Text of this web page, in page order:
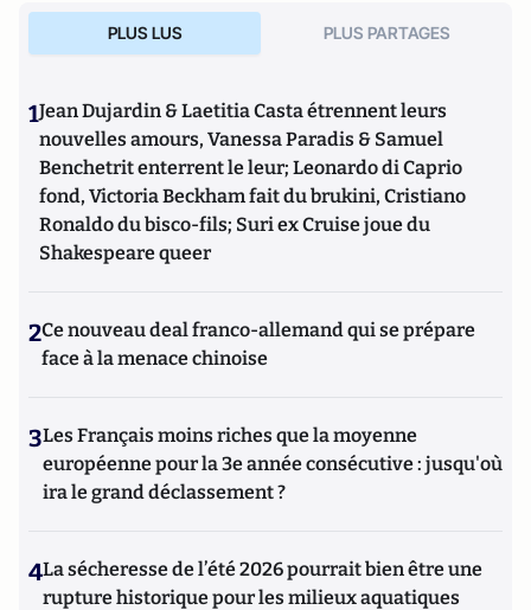
PLUS LUS PLUS PARTAGES
1Jean Dujardin & Laetitia Casta étrennent leurs
nouvelles amours, Vanessa Paradis & Samuel
Benchetrit enterrent le leur; Leonardo di Caprio
fond, Victoria Beckham fait du brukini, Cristiano
Ronaldo du bisco-fils; Suri ex Cruise joue du
Shakespeare queer
2Ce nouveau deal franco-allemand qui se prépare
face à la menace chinoise
3Les Français moins riches que la moyenne
européenne pour la 3e année consécutive : jusqu'où
ira le grand déclassement ?
4La sécheresse de l’été 2026 pourrait bien être une
rupture historique pour les milieux aquatiques